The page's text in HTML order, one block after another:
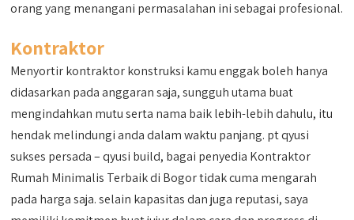
orang yang menangani permasalahan ini sebagai profesional.
Kontraktor
Menyortir kontraktor konstruksi kamu enggak boleh hanya
didasarkan pada anggaran saja, sungguh utama buat
mengindahkan mutu serta nama baik lebih-lebih dahulu, itu
hendak melindungi anda dalam waktu panjang. pt qyusi
sukses persada – qyusi build, bagai penyedia Kontraktor
Rumah Minimalis Terbaik di Bogor tidak cuma mengarah
pada harga saja. selain kapasitas dan juga reputasi, saya